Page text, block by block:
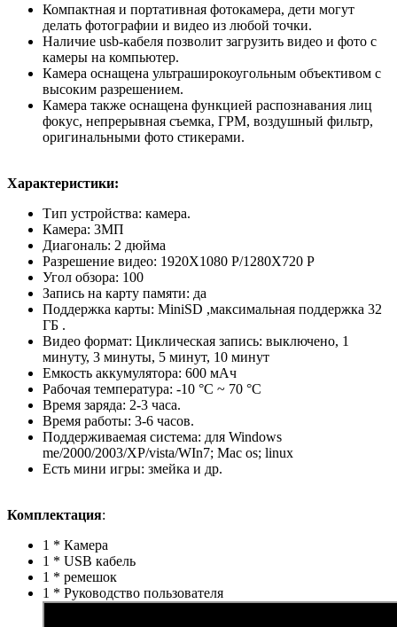
Компактная и портативная фотокамера, дети могут
делать фотографии и видео из любой точки.
Наличие usb-кабеля позволит загрузить видео и фото с
камеры на компьютер.
Камера оснащена ультраширокоугольным объективом с
высоким разрешением.
Камера также оснащена функцией распознавания лиц
фокус, непрерывная съемка, ГРМ, воздушный фильтр,
оригинальными фото стикерами.
Характеристики:
Тип устройства: камера.
Камера: 3МП
Диагональ: 2 дюйма
Разрешение видео: 1920X1080 P/1280X720 P
Угол обзора: 100
Запись на карту памяти: да
Поддержка карты: MiniSD ,максимальная поддержка 32
ГБ .
Видео формат: Циклическая запись: выключено, 1
минуту, 3 минуты, 5 минут, 10 минут
Емкость аккумулятора: 600 мАч
Рабочая температура: -10 °C ~ 70 °C
Время заряда: 2-3 часа.
Время работы: 3-6 часов.
Поддерживаемая система: для Windows
me/2000/2003/XP/vista/WIn7; Mac os; linux
Есть мини игры: змейка и др.
Комплектация:
1 * Камера
1 * USB кабель
1 * ремешок
1 * Руководство пользователя